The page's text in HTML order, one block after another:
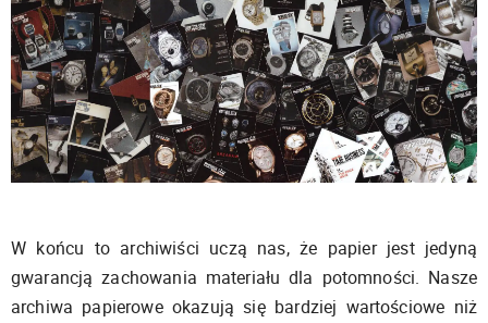
W końcu to archiwiści uczą nas, że papier jest jedyną
gwarancją zachowania materiału dla potomności. Nasze
archiwa papierowe okazują się bardziej wartościowe niż